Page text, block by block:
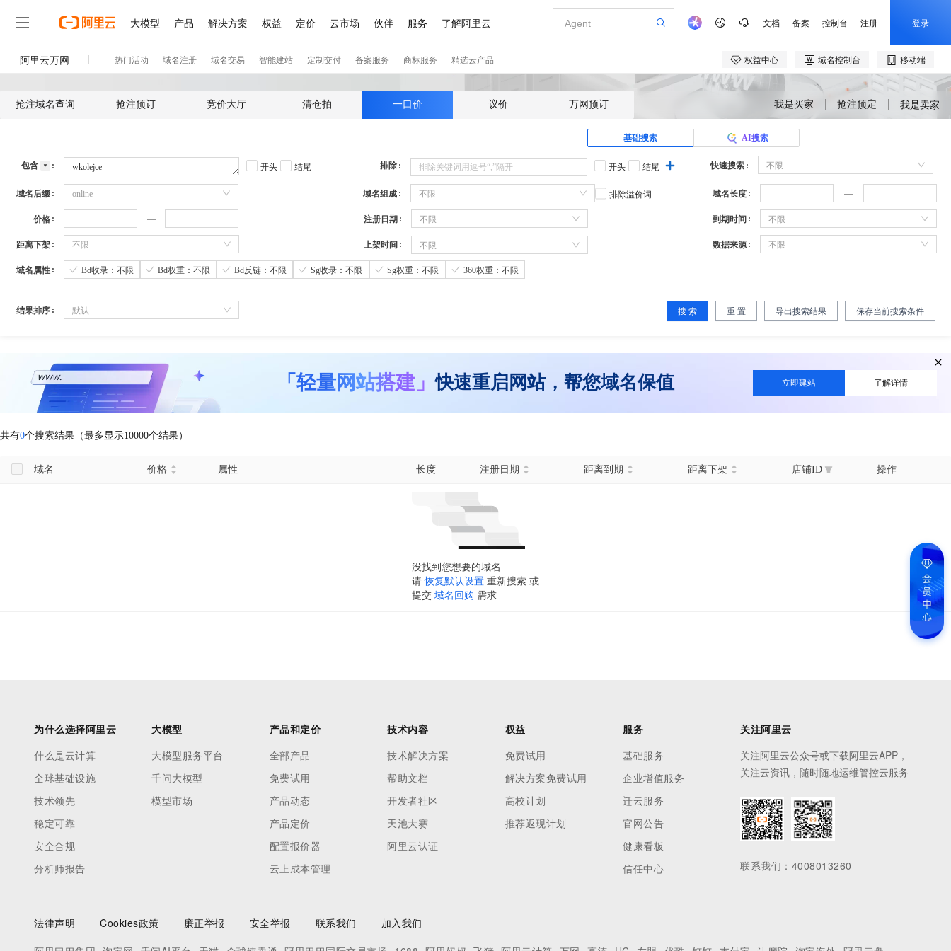
抢注域名查询 抢注预订 竞价大厅 清仓拍 一口价 议价 万网预订 我是买家 抢注预定 我是卖家
基础搜索 AI搜索
包含 开头 结尾 排除 开头 结尾 快速搜索 不限
域名后缀 online 域名组成 不限 排除溢价词 域名长度
价格 注册日期 不限 到期时间 不限
距离下架 不限 上架时间 不限 数据来源 不限
域名属性 Bd收录：不限 Bd权重：不限 Bd反链：不限 Sg收录：不限 Sg权重：不限 360权重：不限
结果排序 默认 搜 索 重 置 导出搜索结果 保存当前搜索条件
「轻量网站搭建」快速重启网站，帮您域名保值 立即建站 了解详情
共有0个搜索结果（最多显示10000个结果）
域名 价格 属性 长度 注册日期 距离到期 距离下架 店铺ID 操作
没找到您想要的域名
请 恢复默认设置 重新搜索 或
提交 域名回购 需求